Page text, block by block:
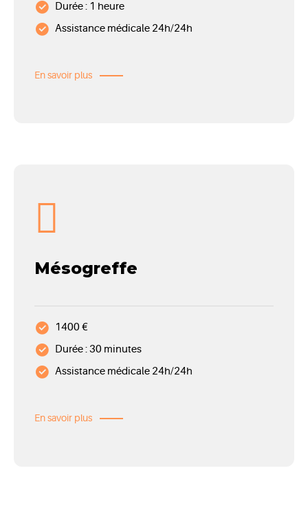
Durée : 1 heure
Assistance médicale 24h/24h
En savoir plus
Mésogreffe
1400 €
Durée : 30 minutes
Assistance médicale 24h/24h
En savoir plus